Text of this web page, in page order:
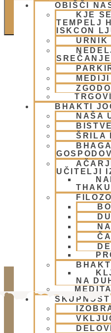
OBIŠČI
KJE
TEMPELJ
ISKCON
URNIK
SREČANJE
MEDIJI
BHAKTI
NAŠA
ŠRILA
UČITELJI
NA
SKUPNOST
NEDELJSKO
LJUBLJANA
OGNJENO
VSAKO SOBOTO